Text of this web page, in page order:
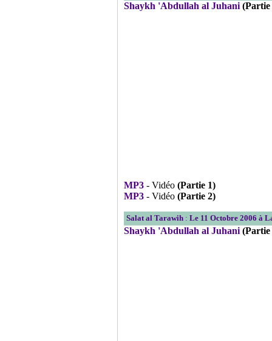
Shaykh 'Abdullah al Juhani (Partie
MP3 - Vidéo (Partie 1)
MP3 - Vidéo (Partie 2)
Salat al Tarawih : Le 11 Octobre 2006 à
Shaykh 'Abdullah al Juhani (Partie